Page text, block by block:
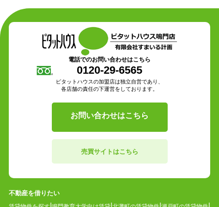
電話でのお問い合わせはこちら
0120-29-6565
ピタットハウスの加盟店は独立自営であり、
各店舗の責任の下運営をしております。
お問い合わせはこちら
売買サイトはこちら
不動産を借りたい